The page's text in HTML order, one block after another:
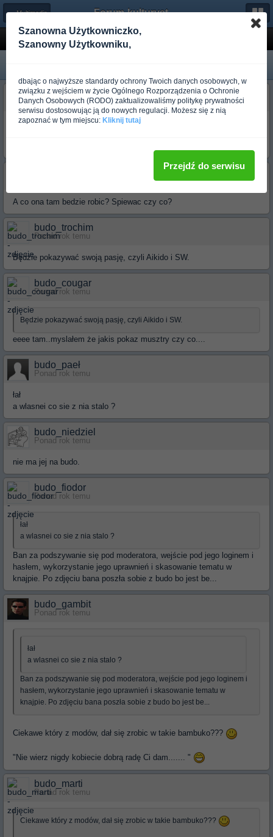
← Multimedia Forum-kulturystyka.pl
Marta-IKA na Vivie
budo_trochim
Ponad rok temu
W telewizji VIVA w "Discreet Zone" można zobaczyć naszą vortalową
A co ona tam bedzie robic? Spiewac czy co?
budo_trochim
Ponad rok temu
Będzie pokazywać swoją pasję, czyli Aikido i SW.
budo_cougar
Ponad rok temu
Będzie pokazywać swoją pasję, czyli Aikido i SW.
eeee tam..myslałem że jakis pokaz musztry czy co....
budo_paeł
Ponad rok temu
łał
a wlasnei co sie z nia stalo ?
budo_niedziel
Ponad rok temu
nie ma jej na budo.
budo_fiodor
Ponad rok temu
łał
a wlasnei co sie z nia stalo ?
Ban za podszywanie się pod moderatora, wejście pod jego loginem i
hasłem, wykorzystanie jego uprawnień i skasowanie tematu w
knajpie. Po zdjęciu bana poszła sobie z budo bo jest be...
budo_gambit
Ponad rok temu
łał
a wlasnei co sie z nia stalo ?
Ban za podszywanie się pod moderatora, wejście pod jego loginem i
hasłem, wykorzystanie jego uprawnień i skasowanie tematu w
knajpie. Po zdjęciu bana poszła sobie z budo bo jest be...
Ciekawe który z modów, dał się zrobic w takie bambuko???
"Nie wierz nigdy kobiecie dobrą radę Ci dam....... "
budo_marti
Ponad rok temu
Ciekawe który z modów, dał się zrobic w takie bambuko???
Szanowna Użytkowniczko,
Szanowny Użytkowniku,
dbając o najwyższe standardy ochrony Twoich danych osobowych, w
związku z wejściem w życie Ogólnego Rozporządzenia o Ochronie
Danych Osobowych (RODO) zaktualizowaliśmy politykę prywatności
serwisu dostosowując ją do nowych regulacji. Możesz się z nią
zapoznać w tym miejscu: Kliknij tutaj
Przejdź do serwisu